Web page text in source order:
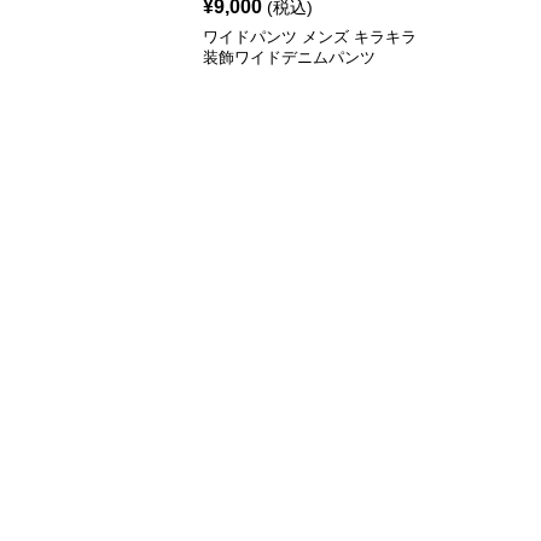
¥9,000 (税込)
ワイドパンツ メンズ キラキラ
装飾ワイドデニムパンツ